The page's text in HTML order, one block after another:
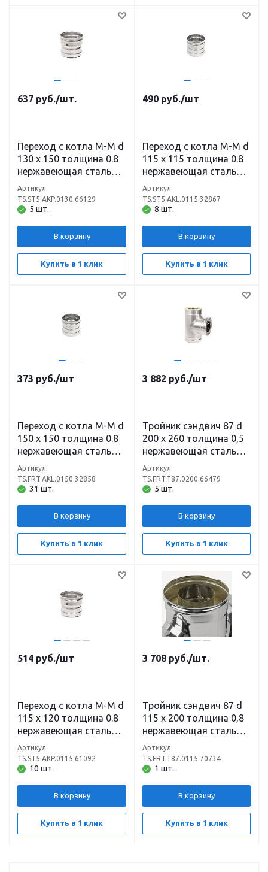
637 руб./шт.
Переход с котла М-М d
130 х 150 толщина 0.8
нержавеющая сталь
(304)
5 шт..
Артикул:
TS.ST5.AKP.0130.66129
В корзину
Купить в 1 клик
490 руб./шт
Переход с котла М-М d
115 х 115 толщина 0.8
нержавеющая сталь
(304)
8 шт.
Артикул:
TS.ST5.AKL.0115.32867
В корзину
Купить в 1 клик
373 руб./шт
Переход с котла М-М d
150 х 150 толщина 0.8
нержавеющая сталь
(430)
31 шт.
Артикул:
TS.FRT.AKL.0150.32858
В корзину
Купить в 1 клик
3 882 руб./шт
Тройник сэндвич 87 d
200 х 260 толщина 0,5
нержавеющая сталь
(430) х 0,5
оцинкованная сталь
5 шт.
Артикул:
TS.FRT.T87.0200.66479
В корзину
Купить в 1 клик
514 руб./шт
Переход с котла М-М d
115 х 120 толщина 0.8
нержавеющая сталь
(304)
10 шт.
Артикул:
TS.ST5.AKP.0115.61092
В корзину
Купить в 1 клик
3 708 руб./шт.
Тройник сэндвич 87 d
115 х 200 толщина 0,8
нержавеющая сталь
(430) х 0,5
нержавеющая сталь
(430)1 шт..
Артикул:
TS.FRT.T87.0115.70734
В корзину
Купить в 1 клик